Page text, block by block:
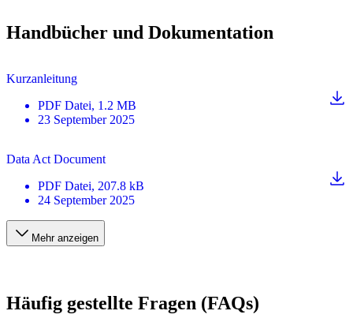
Handbücher und Dokumentation
Kurzanleitung
PDF Datei, 1.2 MB
23 September 2025
Data Act Document
PDF Datei, 207.8 kB
24 September 2025
Mehr anzeigen
Häufig gestellte Fragen (FAQs)